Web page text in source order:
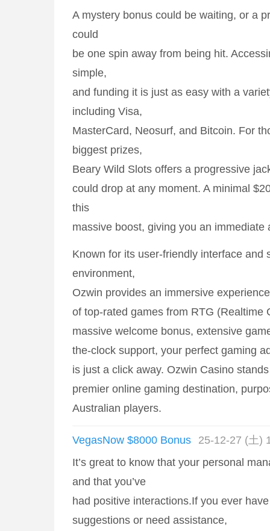
A mystery bonus could be waiting, or a
could
be one spin away from being hit.
simple,
and funding it is just as easy with a
including Visa,
MasterCard, Neosurf, and Bitcoin. For
biggest prizes,
Beary Wild Slots offers a progressive
could drop at any moment. A minimal
this
massive boost, giving you an immediate
Known for its user-friendly interface and
environment,
Ozwin provides an immersive
of top-rated games from RTG (Realtime
massive welcome bonus, extensive
the-clock support, your perfect gaming
is just a click away. Ozwin Casino stands
premier online gaming destination,
Australian players.
VegasNow $8000 Bonus
25-12-27 (土)
It’s great to know that your personal
and that you’ve
had positive interactions.If you ever
suggestions or need assistance,